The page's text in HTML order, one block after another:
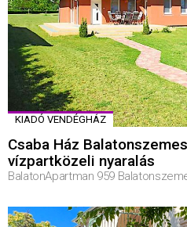
KIADÓ VENDÉGHÁZ
Csaba Ház
vízpartközeli nyaralás
BalatonApartman 959